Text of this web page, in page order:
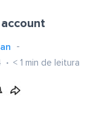
< 1 min de leitura